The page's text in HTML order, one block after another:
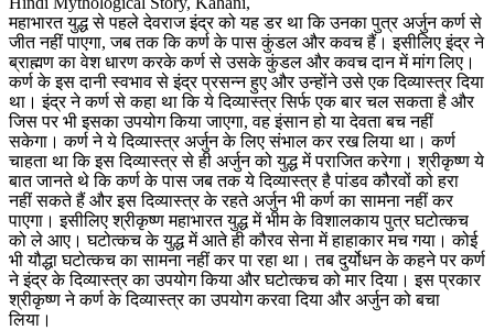
महाभारत युद्ध से पहले देवराज इंद्र को यह डर था कि उनका पुत्र अर्जुन कर्ण से
जीत नहीं पाएगा, जब तक कि कर्ण के पास कुंडल और कवच हैं। इसीलिए इंद्र ने
ब्राह्मण का वेश धारण करके कर्ण से उसके कुंडल और कवच दान में मांग लिए।
कर्ण के इस दानी स्वभाव से इंद्र प्रसन्न हुए और उन्होंने उसे एक दिव्यास्त्र दिया
था। इंद्र ने कर्ण से कहा था कि ये दिव्यास्त्र सिर्फ एक बार चल सकता है और
जिस पर भी इसका उपयोग किया जाएगा, वह इंसान हो या देवता बच नहीं
सकेगा। कर्ण ने ये दिव्यास्त्र अर्जुन के लिए संभाल कर रख लिया था। कर्ण
चाहता था कि इस दिव्यास्त्र से ही अर्जुन को युद्ध में पराजित करेगा। श्रीकृष्ण ये
बात जानते थे कि कर्ण के पास जब तक ये दिव्यास्त्र है पांडव कौरवों को हरा
नहीं सकते हैं और इस दिव्यास्त्र के रहते अर्जुन भी कर्ण का सामना नहीं कर
पाएगा। इसीलिए श्रीकृष्ण महाभारत युद्ध में भीम के विशालकाय पुत्र घटोत्कच
को ले आए। घटोत्कच के युद्ध में आते ही कौरव सेना में हाहाकार मच गया। कोई
भी यौद्धा घटोत्कच का सामना नहीं कर पा रहा था। तब दुर्योधन के कहने पर कर्ण
ने इंद्र के दिव्यास्त्र का उपयोग किया और घटोत्कच को मार दिया। इस प्रकार
श्रीकृष्ण ने कर्ण के दिव्यास्त्र का उपयोग करवा दिया और अर्जुन को बचा
लिया।